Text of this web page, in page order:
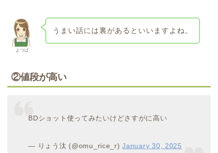
よつば
うまい話には裏があるといいますよね。
②値段が高い
BDショット使ってみたいけどさすがに高い
— りょう汰 (@omu_rice_r)January 30, 2025